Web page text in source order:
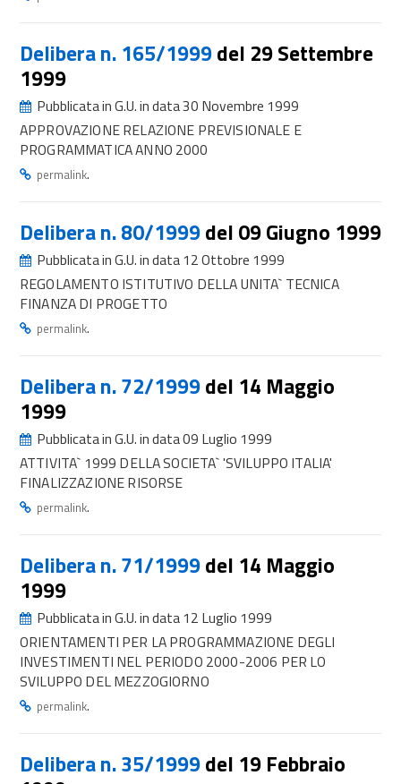
Delibera n. 165/1999del 29 Settembre
1999
Pubblicata in G.U. in data 30 Novembre 1999
APPROVAZIONE RELAZIONE PREVISIONALE E
PROGRAMMATICA ANNO 2000
permalink.
Delibera n. 80/1999del 09 Giugno 1999
Pubblicata in G.U. in data 12 Ottobre 1999
REGOLAMENTO ISTITUTIVO DELLA UNITA` TECNICA
FINANZA DI PROGETTO
permalink.
Delibera n. 72/1999del 14 Maggio
1999
Pubblicata in G.U. in data 09 Luglio 1999
ATTIVITA` 1999 DELLA SOCIETA` 'SVILUPPO ITALIA'
FINALIZZAZIONE RISORSE
permalink.
Delibera n. 71/1999del 14 Maggio
1999
Pubblicata in G.U. in data 12 Luglio 1999
ORIENTAMENTI PER LA PROGRAMMAZIONE DEGLI
INVESTIMENTI NEL PERIODO 2000-2006 PER LO
SVILUPPO DEL MEZZOGIORNO
permalink.
Delibera n. 35/1999del 19 Febbraio